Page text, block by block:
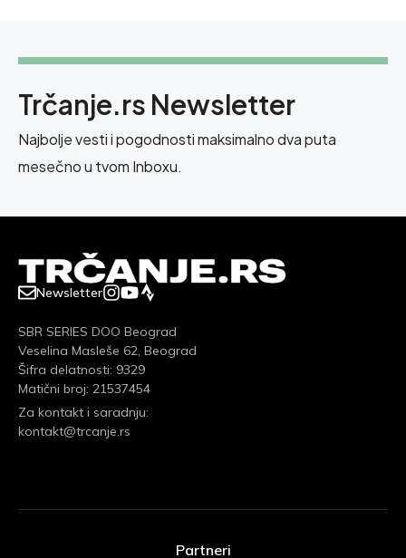
Trčanje.rs Newsletter
Najbolje vesti i pogodnosti maksimalno dva puta
mesečno u tvom Inboxu.
Newsletter
SBR SERIES DOO Beograd
Veselina Masleše 62, Beograd
Šifra delatnosti: 9329
Matični broj: 21537454
Za kontakt i saradnju:
kontakt@trcanje.rs
Partneri